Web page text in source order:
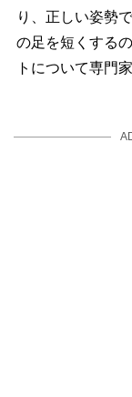
り、正しい姿勢
の足を短くする
トについて専門